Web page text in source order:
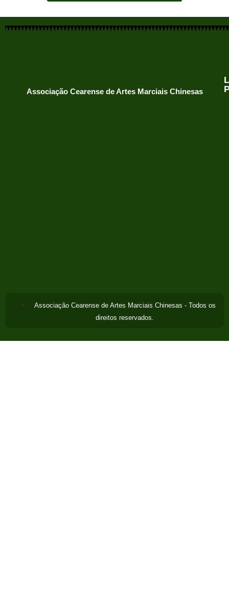
Associação Cearense de Artes Marciais Chinesas
Associação Cearense de Artes Marciais Chinesas - Todos os
direitos reservados.